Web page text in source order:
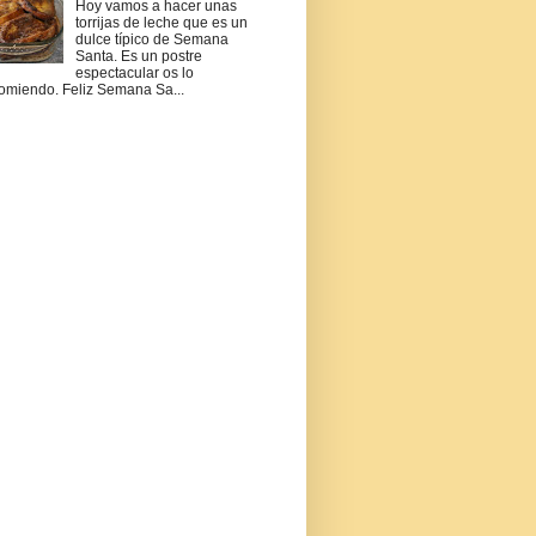
Hoy vamos a hacer unas
torrijas de leche que es un
dulce típico de Semana
Santa. Es un postre
espectacular os lo
Feliz Semana Sa...